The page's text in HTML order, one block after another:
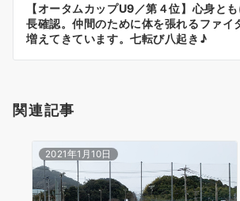
ン
【オータムカップU9／第４位】心身と
長確認。仲間のために体を張れるファイ
増えてきています。七転び八起き♪
関連記事
2021年1月10日